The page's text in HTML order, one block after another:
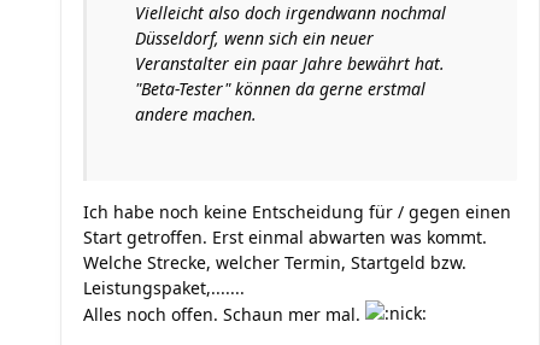
Vielleicht also doch irgendwann nochmal
Düsseldorf, wenn sich ein neuer
Veranstalter ein paar Jahre bewährt hat.
"Beta-Tester" können da gerne erstmal
andere machen.
Ich habe noch keine Entscheidung für / gegen einen
Start getroffen. Erst einmal abwarten was kommt.
Welche Strecke, welcher Termin, Startgeld bzw.
Leistungspaket,.......
Alles noch offen. Schaun mer mal.